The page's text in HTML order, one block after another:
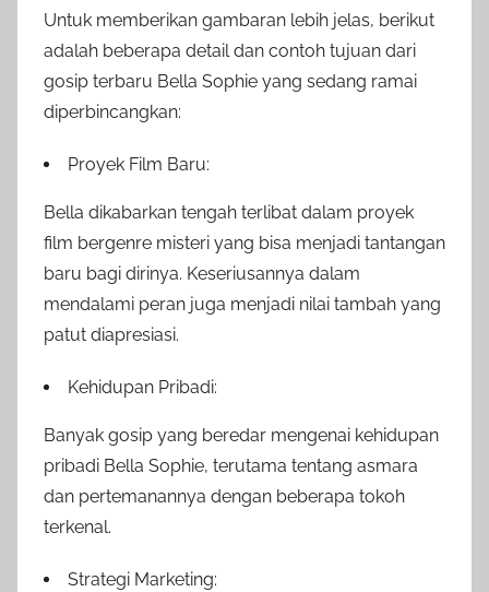
Untuk memberikan gambaran lebih jelas, berikut
adalah beberapa detail dan contoh tujuan dari
gosip terbaru Bella Sophie yang sedang ramai
diperbincangkan:
Proyek Film Baru:
Bella dikabarkan tengah terlibat dalam proyek
film bergenre misteri yang bisa menjadi tantangan
baru bagi dirinya. Keseriusannya dalam
mendalami peran juga menjadi nilai tambah yang
patut diapresiasi.
Kehidupan Pribadi:
Banyak gosip yang beredar mengenai kehidupan
pribadi Bella Sophie, terutama tentang asmara
dan pertemanannya dengan beberapa tokoh
terkenal.
Strategi Marketing: